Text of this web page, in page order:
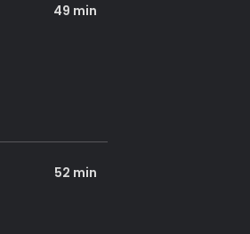
49 min
52 min